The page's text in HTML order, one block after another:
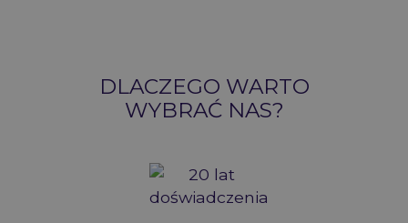
DLACZEGO WARTO
WYBRAĆ NAS?